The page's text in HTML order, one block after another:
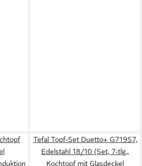
Tefal Topf-Set Duetto+ G719S7,
Edelstahl 18/10 (Set, 7-tlg.,
Kochtopf mit Glasdeckel